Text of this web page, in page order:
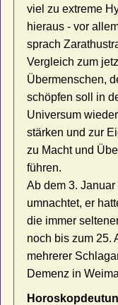
viel zu extreme
hieraus - vor
sprach
Vergleich zum
Übermenschen,
schöpfen soll in
Universum
stärken und zur
zu Macht und
führen.
Ab dem 3.
umnachtet, er
die immer
noch bis zum 25.
mehrerer
Demenz in